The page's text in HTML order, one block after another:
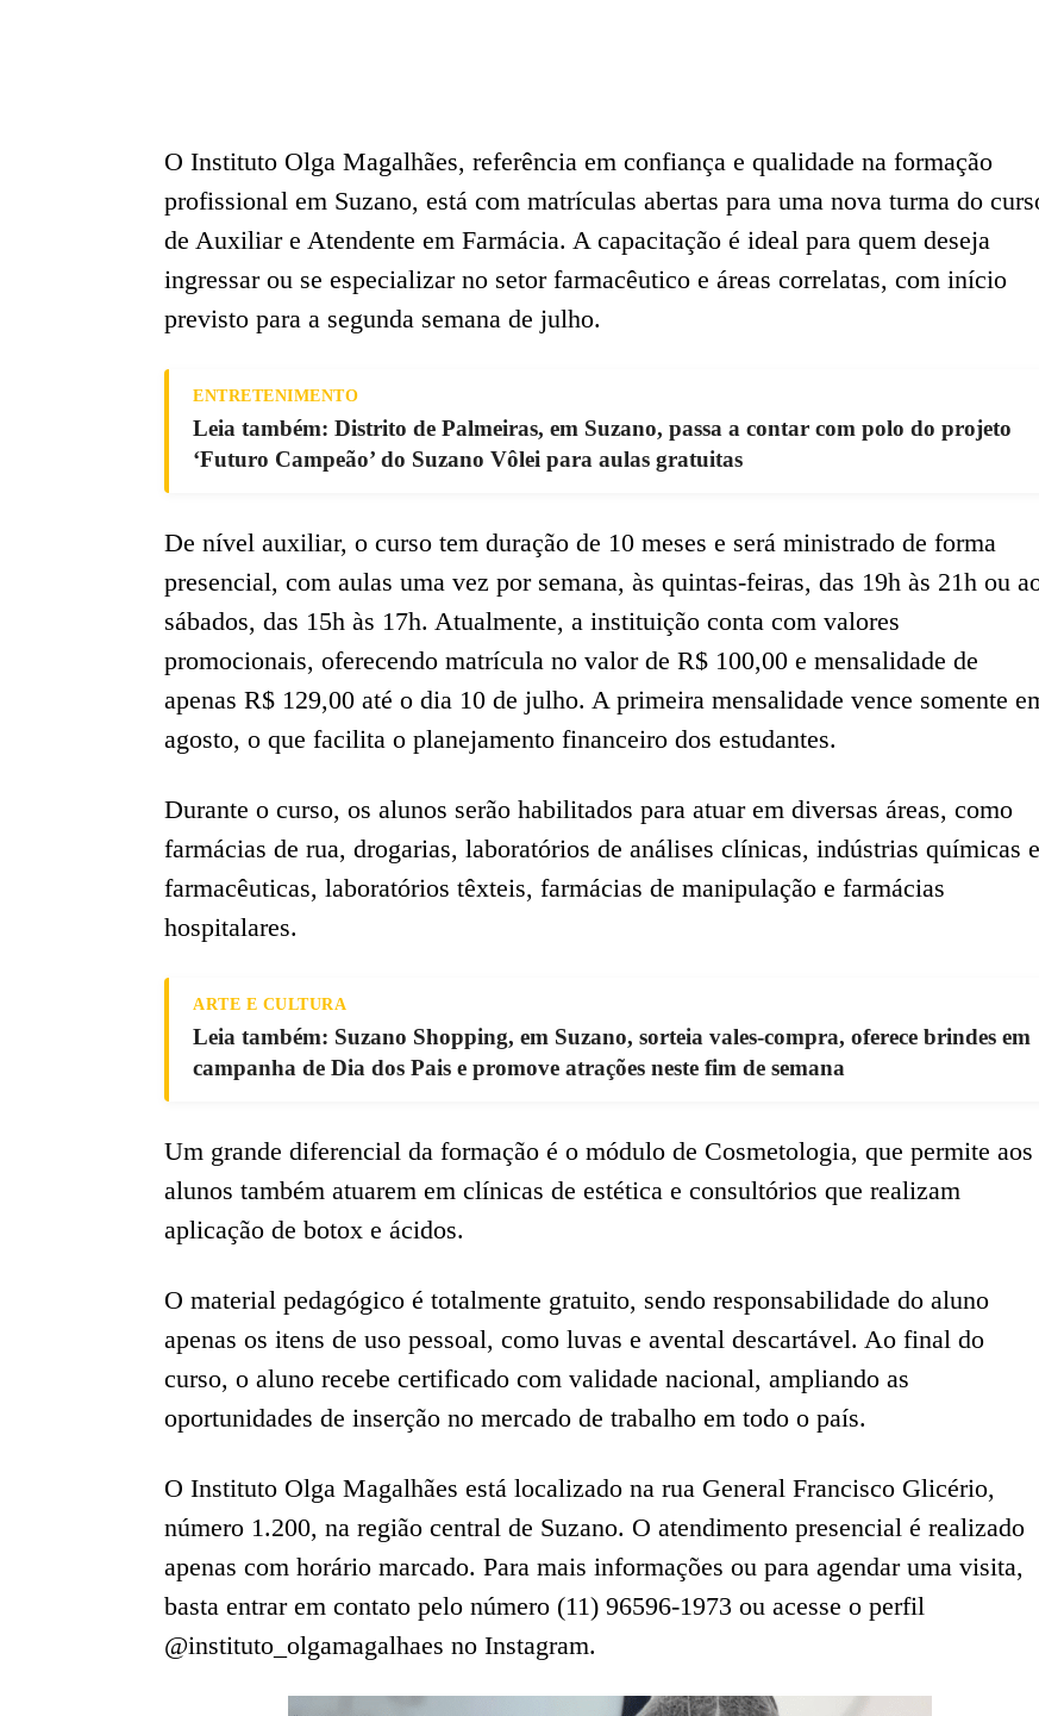
O Instituto Olga Magalhães, referência em confiança e qualidade na formação
profissional em Suzano, está com matrículas abertas para uma nova turma do
de Auxiliar e Atendente em Farmácia. A capacitação é ideal para quem deseja
ingressar ou se especializar no setor farmacêutico e áreas correlatas, com início
previsto para a segunda semana de julho.
ENTRETENIMENTO
Leia também: Distrito de Palmeiras, em Suzano, passa a contar com polo do projeto
‘Futuro Campeão’ do Suzano Vôlei para aulas gratuitas
De nível auxiliar, o curso tem duração de 10 meses e será ministrado de forma
presencial, com aulas uma vez por semana, às quintas-feiras, das 19h às 21h ou
sábados, das 15h às 17h. Atualmente, a instituição conta com valores
promocionais, oferecendo matrícula no valor de R$ 100,00 e mensalidade de
apenas R$ 129,00 até o dia 10 de julho. A primeira mensalidade vence somente
agosto, o que facilita o planejamento financeiro dos estudantes.
Durante o curso, os alunos serão habilitados para atuar em diversas áreas, como
farmácias de rua, drogarias, laboratórios de análises clínicas, indústrias químicas e
farmacêuticas, laboratórios têxteis, farmácias de manipulação e farmácias
hospitalares.
ARTE E CULTURA
Leia também: Suzano Shopping, em Suzano, sorteia vales-compra, oferece brindes em
campanha de Dia dos Pais e promove atrações neste fim de semana
Um grande diferencial da formação é o módulo de Cosmetologia, que permite aos
alunos também atuarem em clínicas de estética e consultórios que realizam
aplicação de botox e ácidos.
O material pedagógico é totalmente gratuito, sendo responsabilidade do aluno
apenas os itens de uso pessoal, como luvas e avental descartável. Ao final do
curso, o aluno recebe certificado com validade nacional, ampliando as
oportunidades de inserção no mercado de trabalho em todo o país.
O Instituto Olga Magalhães está localizado na rua General Francisco Glicério,
número 1.200, na região central de Suzano. O atendimento presencial é realizado
apenas com horário marcado. Para mais informações ou para agendar uma visita,
basta entrar em contato pelo número (11) 96596-1973 ou acesse o perfil
@instituto_olgamagalhaes no Instagram.